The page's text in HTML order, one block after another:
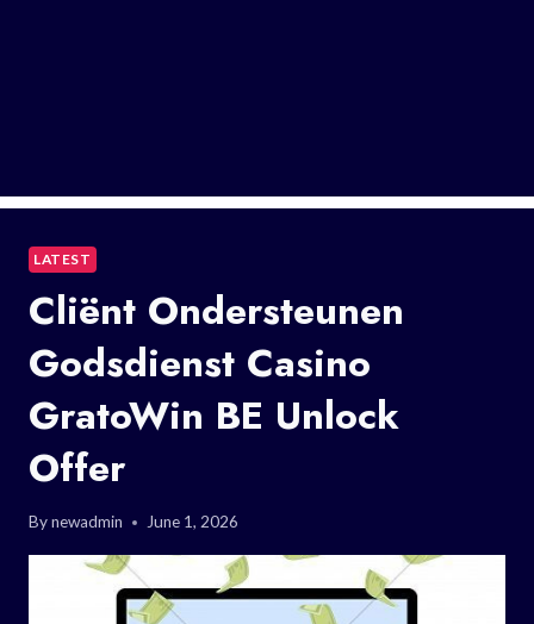
LATEST
Cliënt Ondersteunen
Godsdienst Casino
GratoWin BE Unlock
Offer
Bynewadmin June 1, 2026